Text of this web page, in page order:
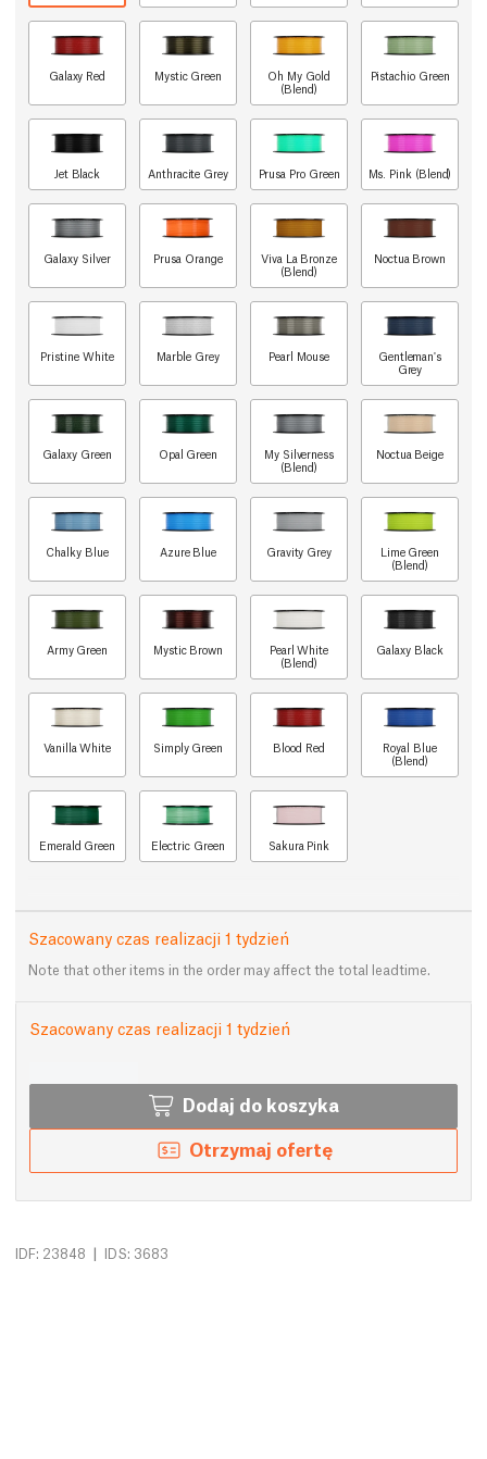
Galaxy Red Mystic Green
Oh My Gold
(Blend)
Pistachio Green
Jet Black Anthracite Grey Prusa Pro Green Ms. Pink (Blend)
Galaxy Silver Prusa Orange
Viva La Bronze
(Blend)
Noctua Brown
Pristine White Marble Grey Pearl Mouse
Gentleman's
Grey
Galaxy Green Opal Green
My Silverness
(Blend)
Noctua Beige
Chalky Blue Azure Blue Gravity Grey
Lime Green
(Blend)
Army Green Mystic Brown
Pearl White
(Blend)
Galaxy Black
Vanilla White Simply Green Blood Red
Royal Blue
(Blend)
Emerald Green Electric Green Sakura Pink
Szacowany czas realizacji 1 tydzień
Note that other items in the order may affect the total leadtime.
Szacowany czas realizacji 1 tydzień
Dodaj do koszyka
Otrzymaj ofertę
IDF: 23848 | IDS: 3683